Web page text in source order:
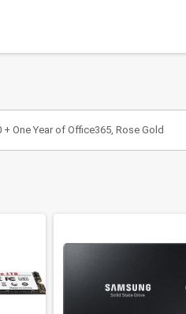
One Year of Office365, Rose Gold